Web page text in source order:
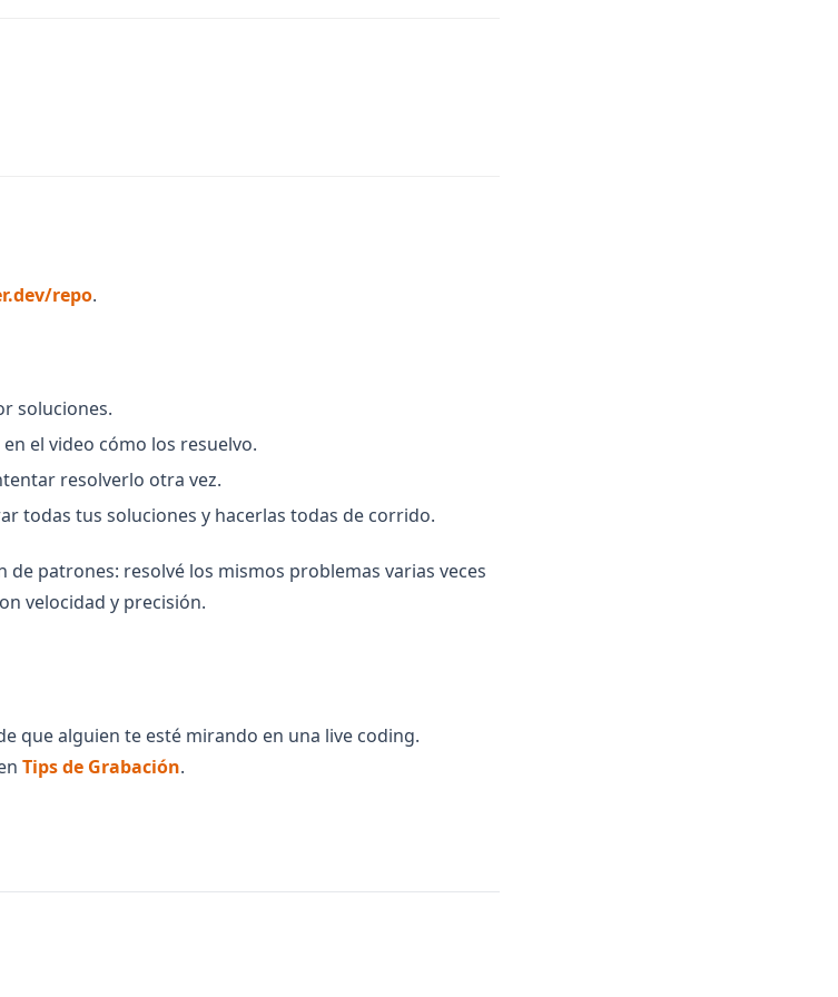
repo(opens in a new tab)
.
soluciones.
el video cómo los resuelvo.
resolverlo otra vez.
todas tus soluciones y hacerlas todas de corrido.
de patrones: resolvé los mismos problemas varias veces
velocidad y precisión.
que alguien te esté mirando en una live coding.
Tips de Grabación(opens in a new tab)
.